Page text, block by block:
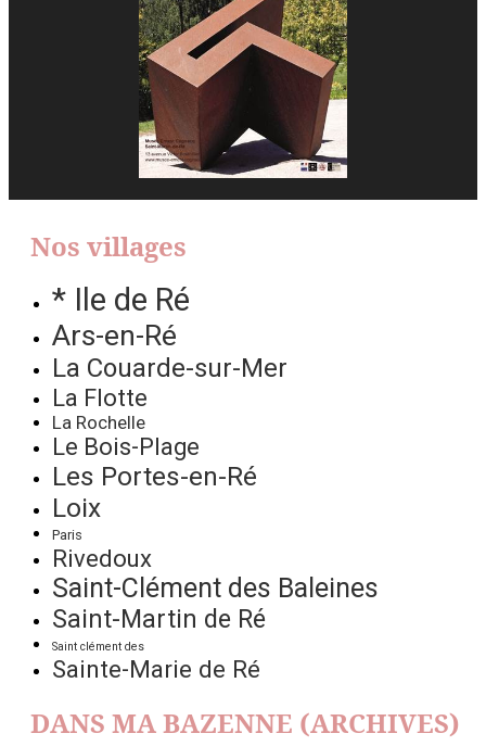
Nos villages
* Ile de Ré
Ars-en-Ré
La Couarde-sur-Mer
La Flotte
La Rochelle
Le Bois-Plage
Les Portes-en-Ré
Loix
Paris
Rivedoux
Saint-Clément des Baleines
Saint-Martin de Ré
Saint clément des
Sainte-Marie de Ré
DANS MA BAZENNE (ARCHIVES)